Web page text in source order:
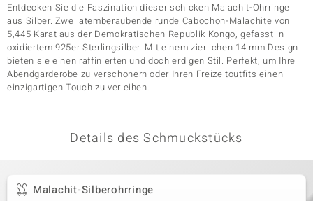
Entdecken Sie die Faszination dieser schicken Malachit-Ohrringe
aus Silber. Zwei atemberaubende runde Cabochon-Malachite von
5,445 Karat aus der Demokratischen Republik Kongo, gefasst in
oxidiertem 925er Sterlingsilber. Mit einem zierlichen 14 mm Design
bieten sie einen raffinierten und doch erdigen Stil. Perfekt, um Ihre
Abendgarderobe zu verschönern oder Ihren Freizeitoutfits einen
einzigartigen Touch zu verleihen.
Details des Schmuckstücks
Malachit-Silberohrringe